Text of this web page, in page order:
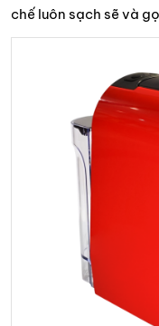
chế luôn sạch sẽ và